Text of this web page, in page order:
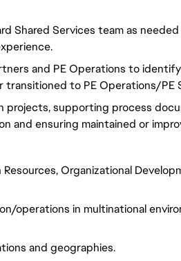
Shared Services team as
and PE Operations to
to PE Operations/PE
projects, supporting process
and ensuring maintained or
Resources, Organizational
operations in multinational
and geographies.